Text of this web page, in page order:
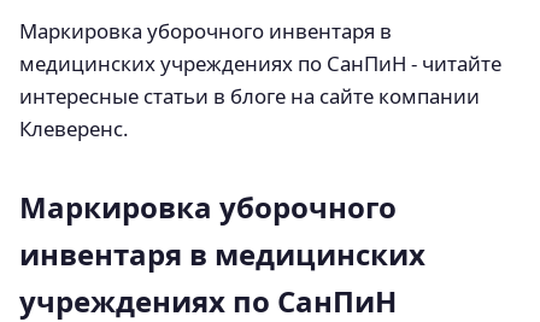
Маркировка уборочного инвентаря в
медицинских учреждениях по СанПиН - читайте
интересные статьи в блоге на сайте компании
Клеверенс.
Маркировка уборочного
инвентаря в медицинских
учреждениях по СанПиН